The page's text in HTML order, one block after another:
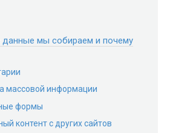
данные мы собираем и почему
массовой информации
формы
контент с других сайтов